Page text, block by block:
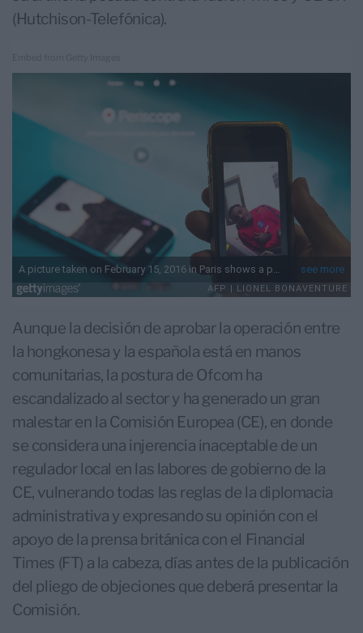
(Hutchison-Telefónica).
Aunque la decisión de aprobar la operación entre
la hongkonesa y la española está en manos
comunitarias, la postura de Ofcom ha
escandalizado al sector y ha generado un gran
malestar en la Comisión Europea (CE), en donde
se considera una injerencia inaceptable de un
regulador local en las labores de gobierno de la
CE, vulnerando todas las reglas de la diplomacia
administrativa y expresando su opinión con el
apoyo de la prensa británica con el Financial
Times (FT) a la cabeza, días antes de la publicación
del pliego de objeciones que deberá presentar la
Comisión.